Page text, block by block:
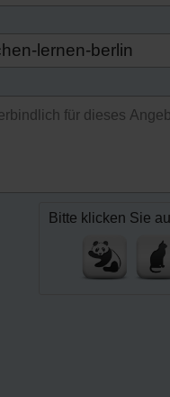
Bitte klicken Sie